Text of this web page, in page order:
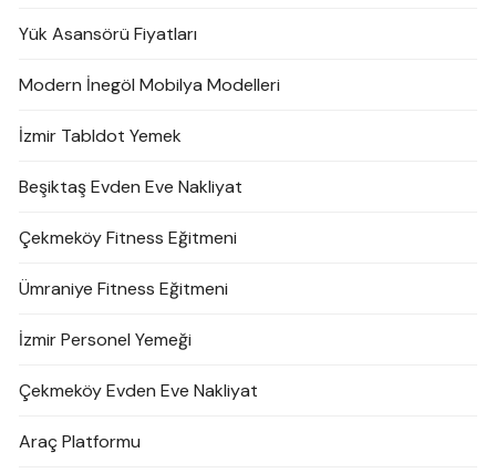
Yük Asansörü Fiyatları
Modern İnegöl Mobilya Modelleri
İzmir Tabldot Yemek
Beşiktaş Evden Eve Nakliyat
Çekmeköy Fitness Eğitmeni
Ümraniye Fitness Eğitmeni
İzmir Personel Yemeği
Çekmeköy Evden Eve Nakliyat
Araç Platformu